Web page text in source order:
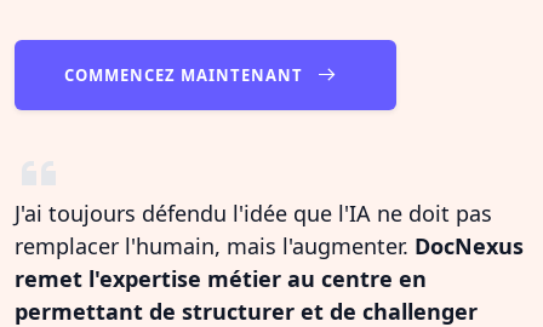
COMMENCEZ MAINTENANT
J'ai toujours défendu l'idée que l'IA ne doit pas
remplacer l'humain, mais l'augmenter. DocNexus
remet l'expertise métier au centre en
permettant de structurer et de challenger